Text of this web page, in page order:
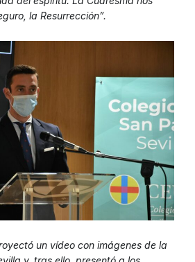
la Resurrección”.
un vídeo con imágenes de la